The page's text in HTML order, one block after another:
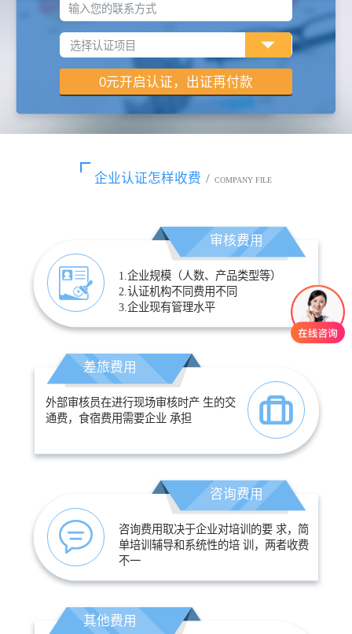
输入您的联系方式
企业认证怎样收费 / COMPANY FILE
审核费用
1.企业规模（人数、产品类型等）
2.认证机构不同费用不同
3.企业现有管理水平
差旅费用
外部审核员在进行现场审核时产 生的交
通费，食宿费用需要企业 承担
咨询费用
咨询费用取决于企业对培训的要 求，简
单培训辅导和系统性的培 训，两者收费
不一
其他费用